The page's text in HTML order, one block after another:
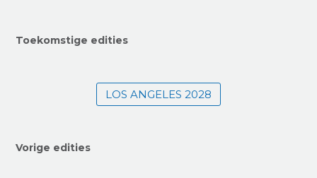
Toekomstige edities
LOS ANGELES 2028
Vorige edities